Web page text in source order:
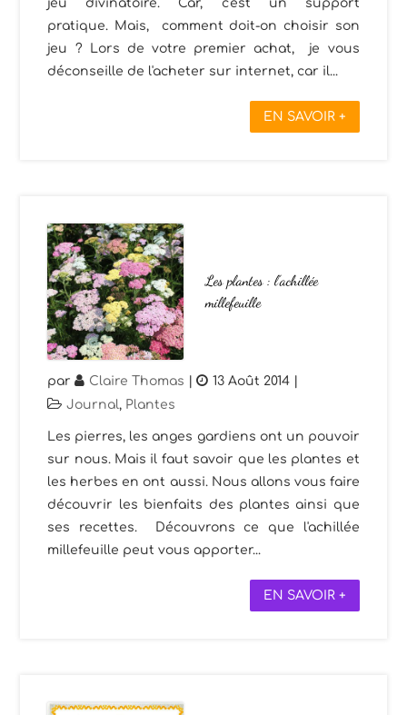
jeu divinatoire. Car, c'est un support
pratique. Mais, comment doit-on choisir son
jeu ? Lors de votre premier achat, je vous
déconseille de l'acheter sur internet, car il...
EN SAVOIR +
Les plantes : l’achillée
millefeuille
par Claire Thomas | 13 Août 2014
Journal, Plantes
Les pierres, les anges gardiens ont un pouvoir
sur nous. Mais il faut savoir que les plantes et
les herbes en ont aussi. Nous allons vous faire
découvrir les bienfaits des plantes ainsi que
ses recettes. Découvrons ce que l'achillée
millefeuille peut vous apporter...
EN SAVOIR +